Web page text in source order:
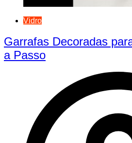
Vidro
Garrafas Decoradas
a Passo